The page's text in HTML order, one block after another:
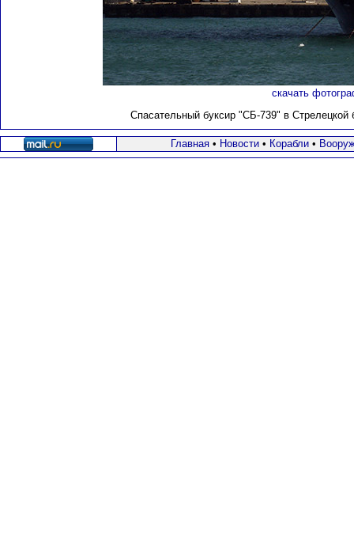
скачать
Спасательный буксир "СБ-739" в Стрелецкой
Главная• Новости• Корабли•